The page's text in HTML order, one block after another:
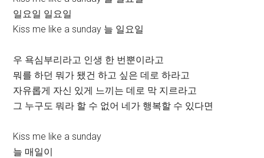
일요일 일요일
Kiss me like a sunday 늘 일요일
우 욕심부리라고 인생 한 번뿐이라고
뭐를 하던 뭐가 됐건 하고 싶은 데로 하라고
자유롭게 자신 있게 느끼는 데로 막 지르라고
그 누구도 뭐라 할 수 없어 네가 행복할 수 있다면
Kiss me like a sunday
늘 매일이